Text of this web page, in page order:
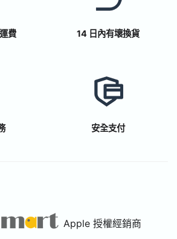
費 14 日內有壞換貨
安全支付
Apple 授權經銷商